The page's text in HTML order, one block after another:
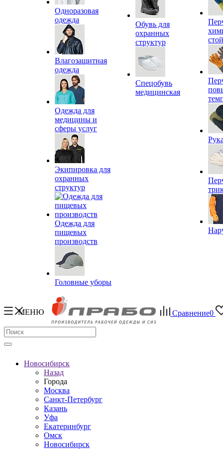
Одноразовая
одежда
Влагозащитная
одежда
Одежда для
медицины и
сферы услуг
Экипировка для
охранных
структур
Одежда для
пищевых
производств
Головные уборы
Обувь для
охранных
структур
Спецобувь
медицинская
МЕНЮ Сравнение0
Новосибирск
Назад
Города
Москва
Санкт-Петербург
Казань
Уфа
Екатеринбург
Омск
Новосибирск